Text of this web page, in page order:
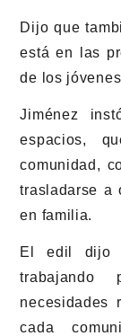
Dijo que
está en las
de los
Jiménez
espacios,
comunidad,
trasladarse a
en familia.
El edil dijo
necesidades
cada